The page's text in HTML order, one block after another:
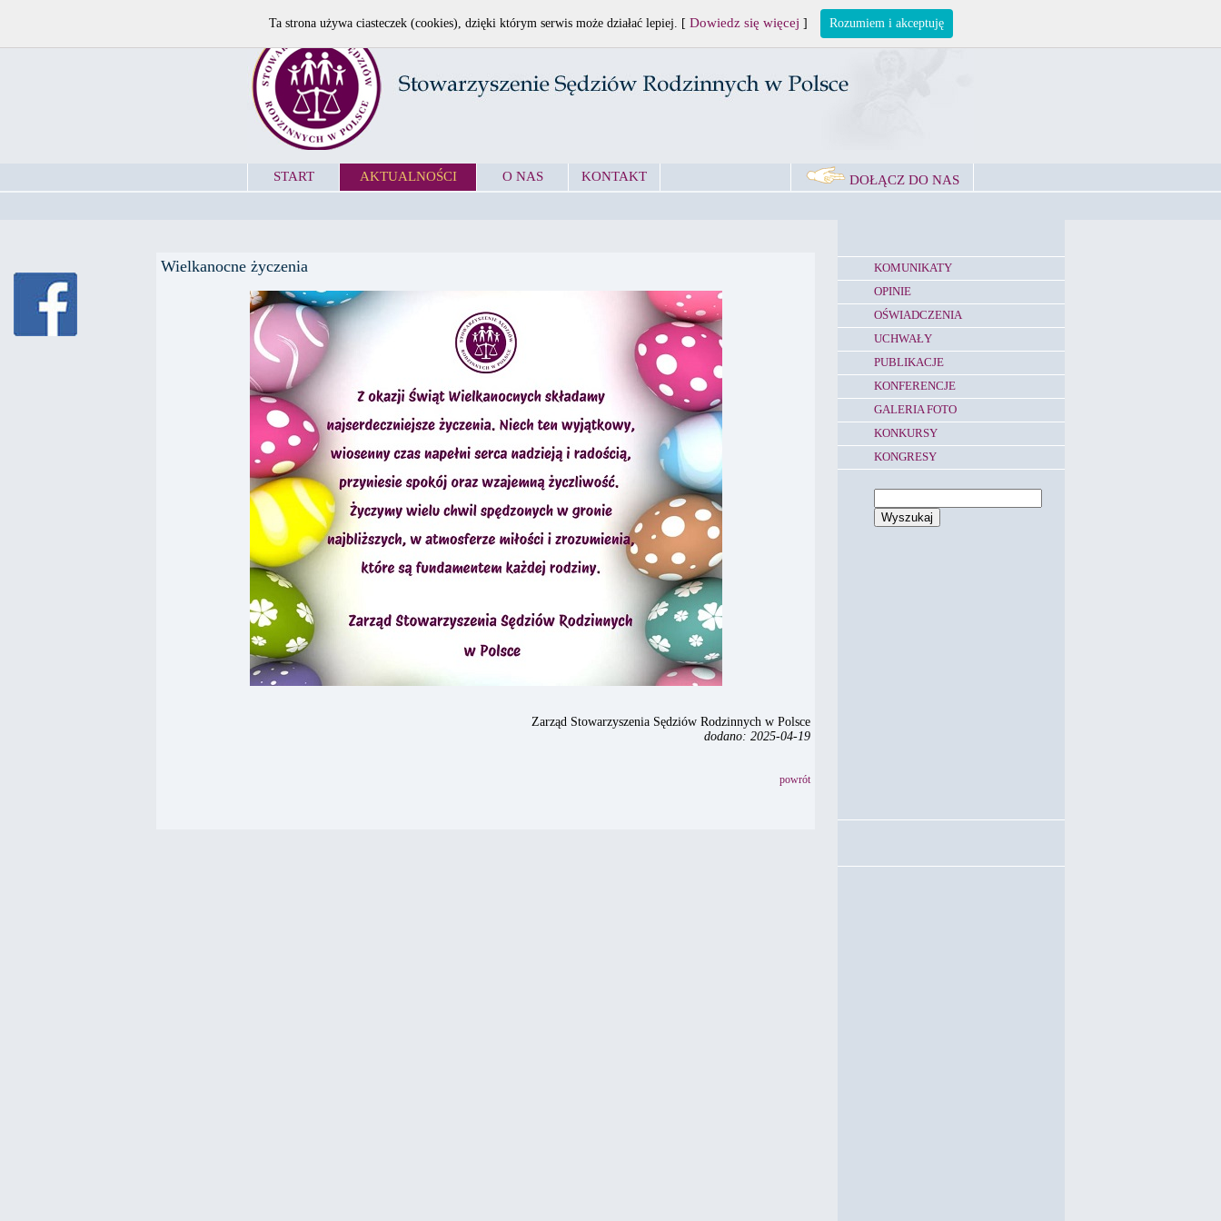
START AKTUALNOŚCI O NAS KONTAKT DOŁĄCZ DO NAS
Wielkanocne życzenia
Zarząd Stowarzyszenia Sędziów Rodzinnych w Polsce
dodano: 2025-04-19
powrót
KOMUNIKATY
OPINIE
OŚWIADCZENIA
UCHWAŁY
PUBLIKACJE
KONFERENCJE
GALERIA FOTO
KONKURSY
KONGRESY
Ta strona używa ciasteczek (cookies), dzięki którym serwis może działać lepiej. [ Dowiedz się więcej ] Rozumiem i akceptuję